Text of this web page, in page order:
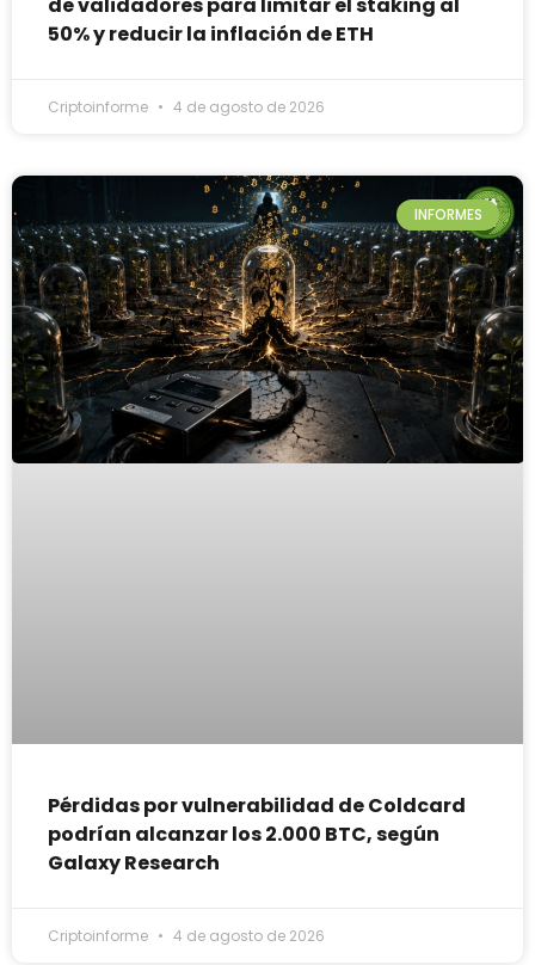
50% y reducir la inflación de ETH
Criptoinforme 4 de agosto de 2026
INFORMES
Pérdidas por vulnerabilidad de Coldcard
podrían alcanzar los 2.000 BTC, según
Galaxy Research
Criptoinforme 4 de agosto de 2026